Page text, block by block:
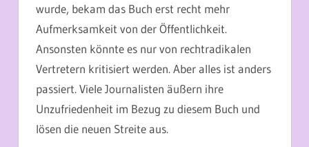
wurde, bekam das Buch erst recht mehr
Aufmerksamkeit von der Öffentlichkeit.
Ansonsten könnte es nur von rechtradikalen
Vertretern kritisiert werden. Aber alles ist anders
passiert. Viele Journalisten äußern ihre
Unzufriedenheit im Bezug zu diesem Buch und
lösen die neuen Streite aus.